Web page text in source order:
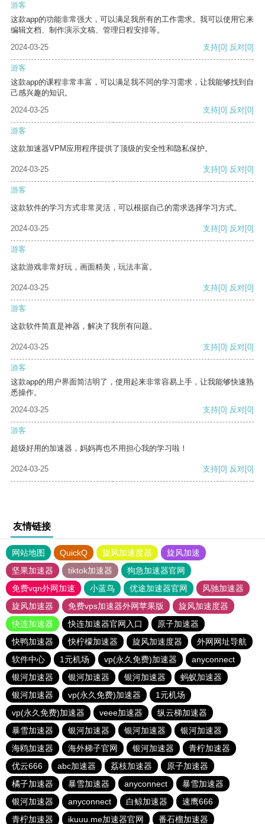
游客
这款app的功能非常强大，可以满足我所有的工作需求。我可以使用它来
编辑文档、制作演示文稿、管理日程安排等。
2024-03-25
支持[0] 反对[0]
游客
这款app的课程非常丰富，可以满足我不同的学习需求，让我能够找到自
己感兴趣的知识。
2024-03-25
支持[0] 反对[0]
游客
这款加速器VPM应用程序提供了顶级的安全性和隐私保护。
2024-03-25 支持[0] 反对[0]
游客
这款软件的学习方式非常灵活，可以根据自己的需求选择学习方式。
2024-03-25 支持[0] 反对[0]
游客
这款游戏非常好玩，画面精美，玩法丰富。
2024-03-25 支持[0] 反对[0]
游客
这款软件简直是神器，解决了我所有问题。
2024-03-25 支持[0] 反对[0]
游客
这款app的用户界面简洁明了，使用起来非常容易上手，让我能够快速熟
悉操作。
2024-03-25
支持[0] 反对[0]
游客
超级好用的加速器，妈妈再也不用担心我的学习啦！
2024-03-25 支持[0] 反对[0]
友情链接
网站地图 QuickQ 旋风加速度器
旋风加速
坚果加速器
tiktok加速器
狗急加速器官网
免费vqn外网加速
小蓝鸟 优途加速器官网
风驰加速器
旋风加速器
免费vps加速器外网苹果版
旋风加速度器
快连加速器
快连加速器官网入口
原子加速器
快鸭加速器
快柠檬加速器 旋风加速度器
外网网址导航
软件中心
1元机场 vp(永久免费)加速器
anyconnect
银河加速器
银河加速器 银河加速器
蚂蚁加速器
银河加速器
vp(永久免费)加速器
1元机场
vp(永久免费)加速器
veee加速器
纵云梯加速器
暴雪加速器
银河加速器 银河加速器
银河加速器
海鸥加速器
海外梯子官网 银河加速器
青柠加速器
优云666
abc加速器 荔枝加速器
原子加速器
橘子加速器
暴雪加速器 anyconnect
暴雪加速器
银河加速器
anyconnect 白鲸加速器
速鹰666
青柠加速器
ikuuu.me加速器官网 番石榴加速器